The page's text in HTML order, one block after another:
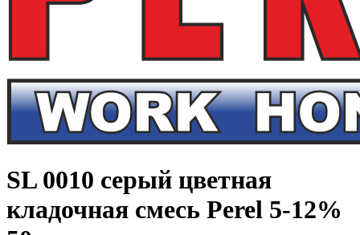
SL 0010 серый цветная
кладочная смесь Perel 5-12%